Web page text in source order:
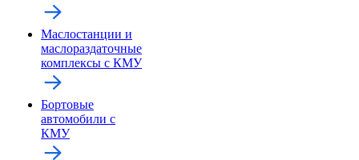
Маслостанции и
маслораздаточные
комплексы с КМУ
Бортовые
автомобили с
КМУ